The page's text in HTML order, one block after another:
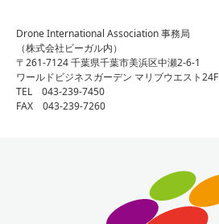
Drone International Association 事務局
（株式会社ビーガル内）
〒261-7124 千葉県千葉市美浜区中瀬2-6-1
ワールドビジネスガーデン マリブウエスト24F
TEL 043-239-7450
FAX 043-239-7260